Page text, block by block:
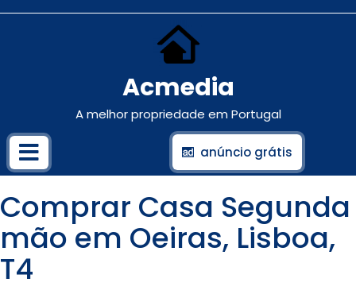
Acmedia
A melhor propriedade em Portugal
anúncio grátis
Comprar Casa Segunda
mão em Oeiras, Lisboa,
T4